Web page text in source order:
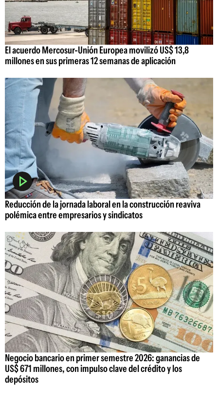
El acuerdo Mercosur-Unión Europea movilizó US$ 13,8
millones en sus primeras 12 semanas de aplicación
Reducción de la jornada laboral en la construcción reaviva
polémica entre empresarios y sindicatos
Negocio bancario en primer semestre 2026: ganancias de
US$ 671 millones, con impulso clave del crédito y los
depósitos